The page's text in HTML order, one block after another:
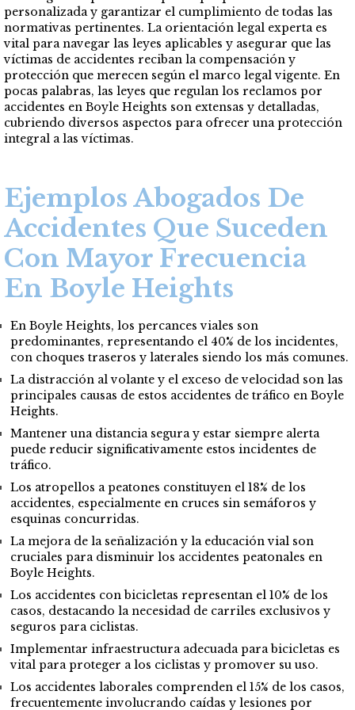
personalizada y garantizar el cumplimiento de todas las
normativas pertinentes. La orientación legal experta es
vital para navegar las leyes aplicables y asegurar que las
víctimas de accidentes reciban la compensación y
protección que merecen según el marco legal vigente. En
pocas palabras, las leyes que regulan los reclamos por
accidentes en Boyle Heights son extensas y detalladas,
cubriendo diversos aspectos para ofrecer una protección
integral a las víctimas.
Ejemplos Abogados De
Accidentes Que Suceden
Con Mayor Frecuencia
En Boyle Heights
En Boyle Heights, los percances viales son
predominantes, representando el 40% de los incidentes,
con choques traseros y laterales siendo los más comunes.
La distracción al volante y el exceso de velocidad son las
principales causas de estos accidentes de tráfico en Boyle
Heights.
Mantener una distancia segura y estar siempre alerta
puede reducir significativamente estos incidentes de
tráfico.
Los atropellos a peatones constituyen el 18% de los
accidentes, especialmente en cruces sin semáforos y
esquinas concurridas.
La mejora de la señalización y la educación vial son
cruciales para disminuir los accidentes peatonales en
Boyle Heights.
Los accidentes con bicicletas representan el 10% de los
casos, destacando la necesidad de carriles exclusivos y
seguros para ciclistas.
Implementar infraestructura adecuada para bicicletas es
vital para proteger a los ciclistas y promover su uso.
Los accidentes laborales comprenden el 15% de los casos,
frecuentemente involucrando caídas y lesiones por